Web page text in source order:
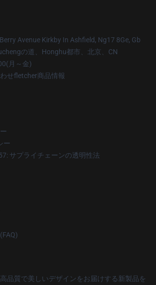
Avenue Kirkby In Ashfield, Ng17 8Ge, Gb
の道、Honghu都市、北京、CN
月～金)
せfletcher商品情報
ー
サプライチェーンの透明性法
品質で美しいデザインをお届けする新製品を